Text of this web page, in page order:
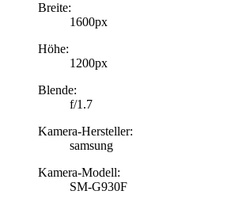
Breite:
1600px
Höhe:
1200px
Blende:
f/1.7
Kamera-Hersteller:
samsung
Kamera-Modell:
SM-G930F